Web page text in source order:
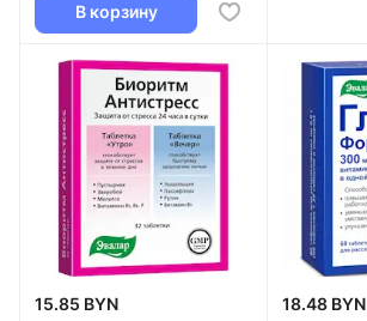
В корзину
15.85 BYN
18.48 BYN